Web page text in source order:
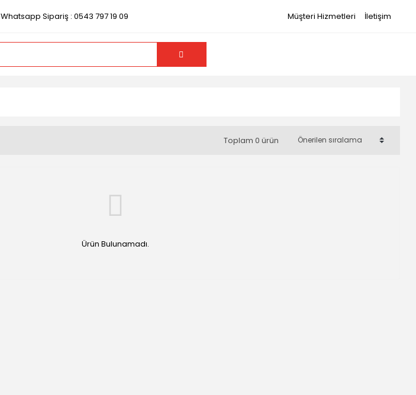
Whatsapp Sipariş : 0543 797 19 09 Müşteri Hizmetleri İletişim
Toplam 0 ürün
Ürün Bulunamadı.